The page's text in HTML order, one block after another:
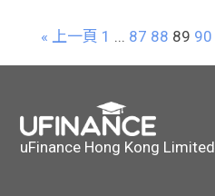
« 上一頁 1 ... 87 88 89 90
uFinance Hong Kong Limited